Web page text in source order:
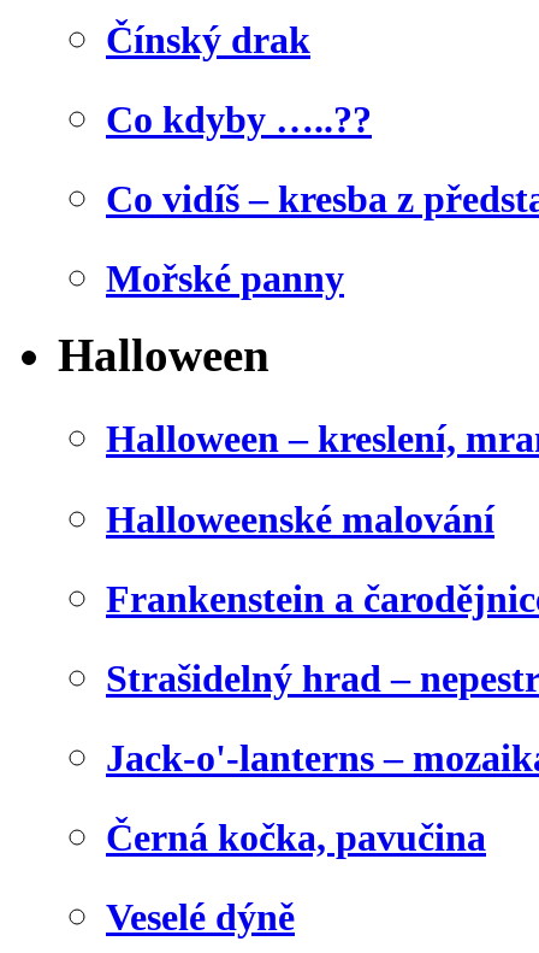
Čínský drak
Co kdyby …..??
Co vidíš – kresba z
Mořské panny
Halloween
Halloween – kreslení,
Halloweenské malování
Frankenstein a
Strašidelný hrad –
Jack-o'-lanterns –
Černá kočka, pavučina
Veselé dýně